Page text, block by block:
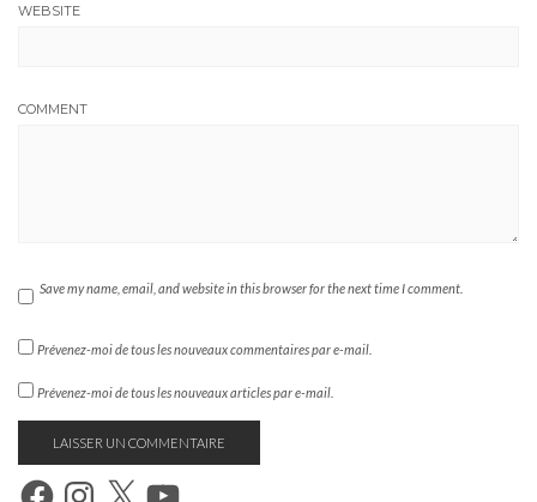
WEBSITE
COMMENT
Save my name, email, and website in this browser for the next time I comment.
Prévenez-moi de tous les nouveaux commentaires par e-mail.
Prévenez-moi de tous les nouveaux articles par e-mail.
FACEBOOKINSTAGRAM
X YOUTUBE